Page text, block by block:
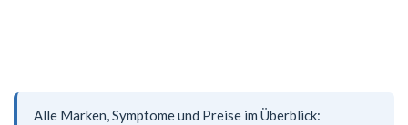
Alle Marken, Symptome und Preise im Überblick: